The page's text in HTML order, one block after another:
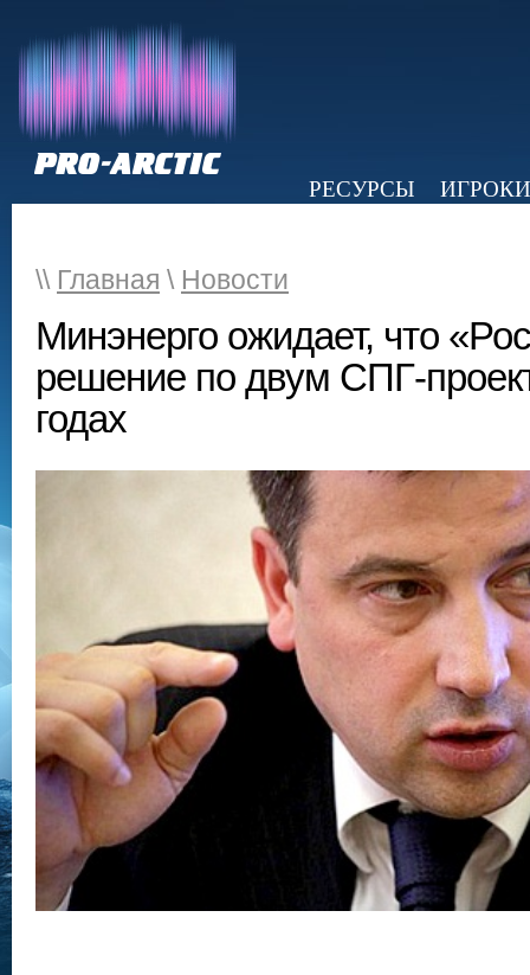
РЕСУРСЫ
ИГРОКИ
\\ Главная \ Новости
Минэнерго ожидает, что
решение по двум СПГ-
годах